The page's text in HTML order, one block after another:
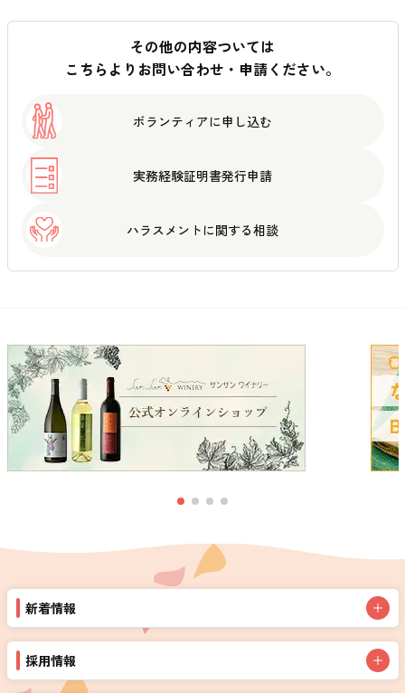
その他の内容ついては
こちらよりお問い合わせ・申請ください。
ボランティアに申し込む
実務経験証明書発行申請
ハラスメントに関する相談
新着情報
採用情報